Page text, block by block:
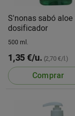
S'nonas sabó aloe
dosificador
500 ml.
1,35 €/u. (2,70 €/l.)
Comprar